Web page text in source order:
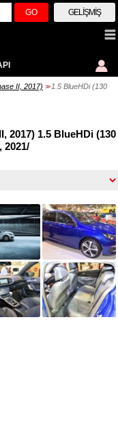
GO GELIŞMIŞ
II, 2017) >> 1.5 BlueHDi (130
2017) 1.5 BlueHDi (130
2021/